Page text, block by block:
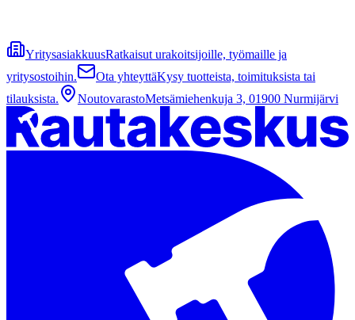
YritysasiakkuusRatkaisut urakoitsijoille, työmaille ja
yritysostoihin.
Ota yhteyttäKysy tuotteista, toimituksista tai
tilauksista.
NoutovarastoMetsämiehenkuja 3, 01900 Nurmijärvi